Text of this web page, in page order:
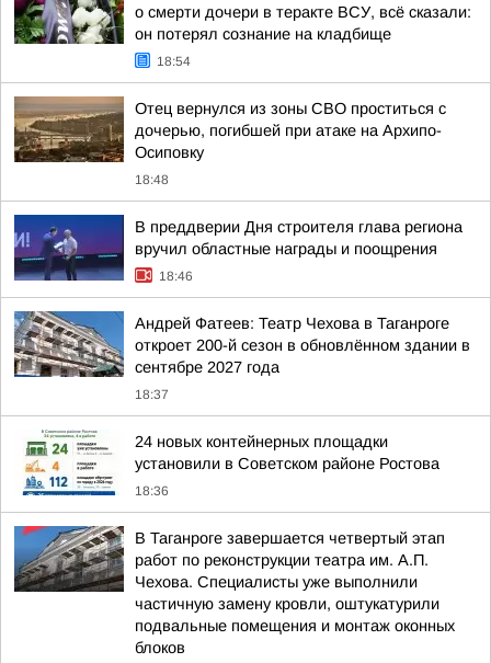
о смерти дочери в теракте ВСУ, всё сказали:
он потерял сознание на кладбище
18:54
Отец вернулся из зоны СВО проститься с
дочерью, погибшей при атаке на Архипо-
Осиповку
18:48
В преддверии Дня строителя глава региона
вручил областные награды и поощрения
18:46
Андрей Фатеев: Театр Чехова в Таганроге
откроет 200-й сезон в обновлённом здании в
сентябре 2027 года
18:37
24 новых контейнерных площадки
установили в Советском районе Ростова
18:36
В Таганроге завершается четвертый этап
работ по реконструкции театра им. А.П.
Чехова. Специалисты уже выполнили
частичную замену кровли, оштукатурили
подвальные помещения и монтаж оконных
блоков